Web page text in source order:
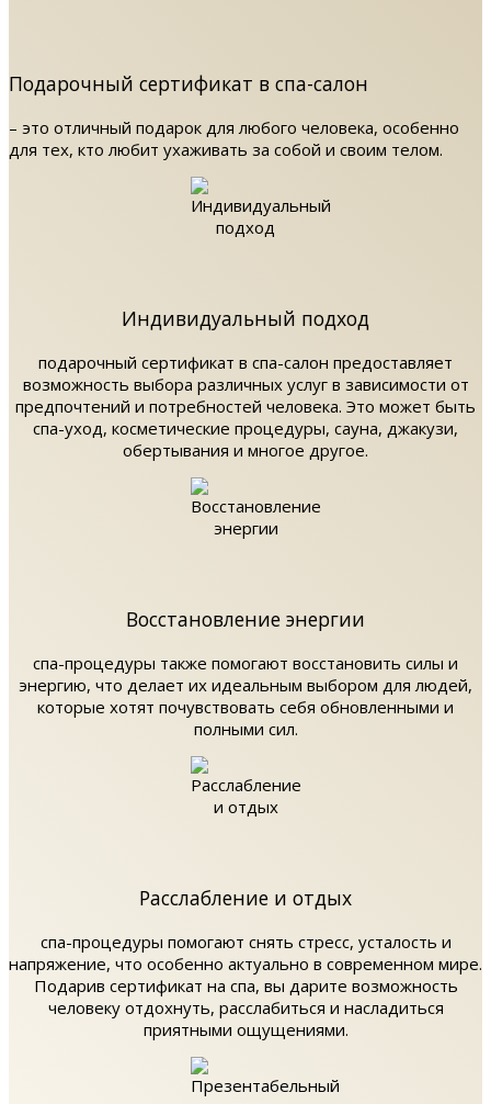
Подарочный сертификат в спа-салон
– это отличный подарок для любого человека, особенно
для тех, кто любит ухаживать за собой и своим телом.
Индивидуальный подход
подарочный сертификат в спа-салон предоставляет
возможность выбора различных услуг в зависимости от
предпочтений и потребностей человека. Это может быть
спа-уход, косметические процедуры, сауна, джакузи,
обертывания и многое другое.
Восстановление энергии
спа-процедуры также помогают восстановить силы и
энергию, что делает их идеальным выбором для людей,
которые хотят почувствовать себя обновленными и
полными сил.
Расслабление и отдых
спа-процедуры помогают снять стресс, усталость и
напряжение, что особенно актуально в современном мире.
Подарив сертификат на спа, вы дарите возможность
человеку отдохнуть, расслабиться и насладиться
приятными ощущениями.